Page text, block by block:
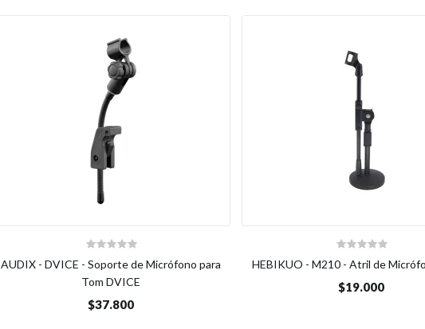
AUDIX - DVICE - Soporte de Micrófono para
Tom DVICE
$37.800
HEBIKUO - M210 - Atril de
$19.000